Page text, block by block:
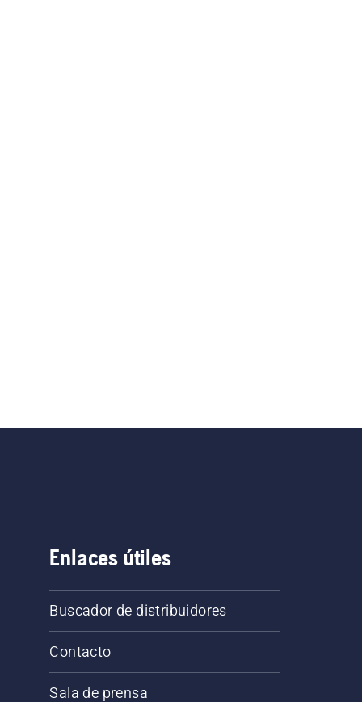
Enlaces útiles
Buscador de distribuidores
Contacto
Sala de prensa